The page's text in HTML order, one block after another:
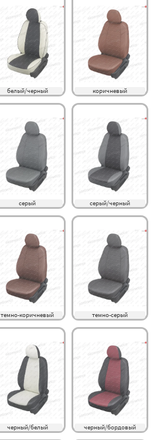
белый/черный коричневый
серый серый/черный
темно-коричневый темно-серый
черный/белый черный/бордовый